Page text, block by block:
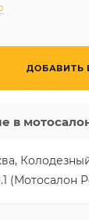
ДОБАВИТЬ
в
(Мотосалон